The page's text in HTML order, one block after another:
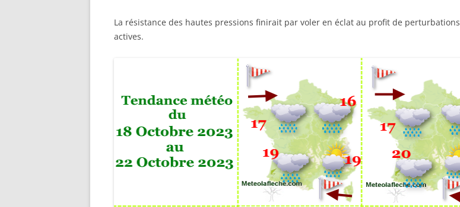
La résistance des hautes pressions finirait par voler en éclat au profit de perturbations
actives.